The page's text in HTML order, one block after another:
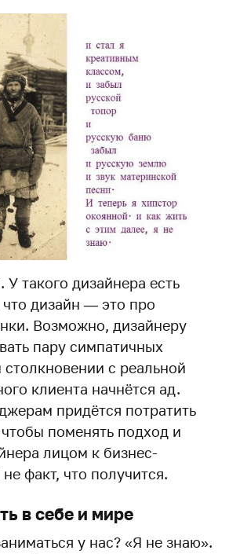
У такого дизайнера есть
что дизайн — это про
Возможно, дизайнеру
пару симпатичных
с реальной
клиента начнётся ад.
придётся потратить
поменять подход и
лицом к бизнес-
факт, что получится.
в себе и мире
у нас? «Я не знаю».